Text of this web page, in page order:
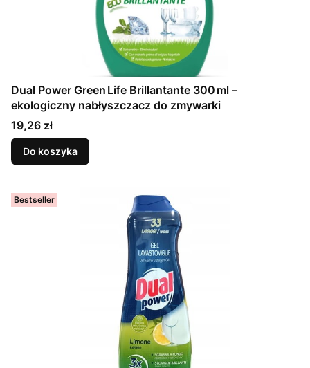
Dual Power Green Life Brillantante 300 ml –
ekologiczny nabłyszczacz do zmywarki
Cena
19,26 zł
Do koszyka
Bestseller